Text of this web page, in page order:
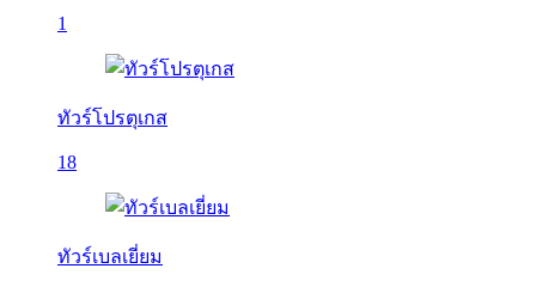
1
ทัวร์โปรตุเกส
18
ทัวร์เบลเยี่ยม